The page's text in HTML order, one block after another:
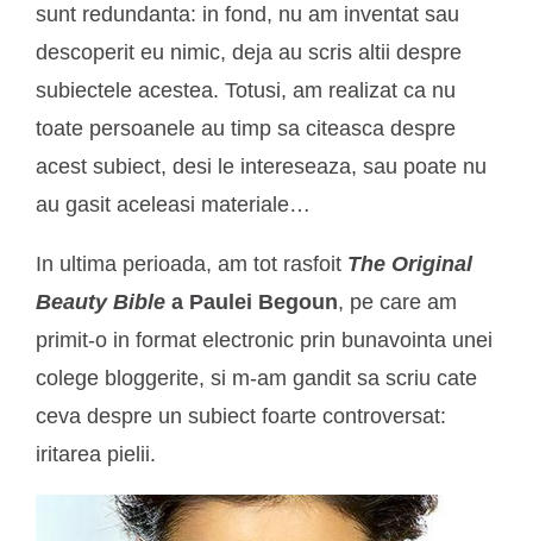
sunt redundanta: in fond, nu am inventat sau
descoperit eu nimic, deja au scris altii despre
subiectele acestea. Totusi, am realizat ca nu
toate persoanele au timp sa citeasca despre
acest subiect, desi le intereseaza, sau poate nu
au gasit aceleasi materiale…
In ultima perioada, am tot rasfoit The Original
Beauty Bible a Paulei Begoun, pe care am
primit-o in format electronic prin bunavointa unei
colege bloggerite, si m-am gandit sa scriu cate
ceva despre un subiect foarte controversat:
iritarea pielii.